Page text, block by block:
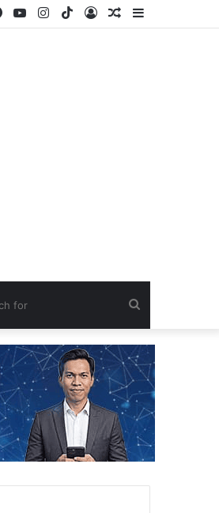
Sidebar
Random
Log
TikTok
Instagram
YouTube
Facebook
for